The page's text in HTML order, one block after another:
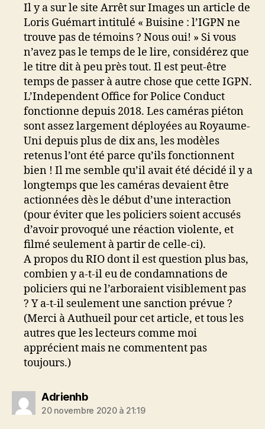
Il y a sur le site Arrêt sur Images un article de
Loris Guémart intitulé « Buisine : l’IGPN ne
trouve pas de témoins ? Nous oui! » Si vous
n’avez pas le temps de le lire, considérez que
le titre dit à peu près tout. Il est peut-être
temps de passer à autre chose que cette IGPN.
L’Independent Office for Police Conduct
fonctionne depuis 2018. Les caméras piéton
sont assez largement déployées au Royaume-
Uni depuis plus de dix ans, les modèles
retenus l’ont été parce qu’ils fonctionnent
bien ! Il me semble qu’il avait été décidé il y a
longtemps que les caméras devaient être
actionnées dès le début d’une interaction
(pour éviter que les policiers soient accusés
d’avoir provoqué une réaction violente, et
filmé seulement à partir de celle-ci).
A propos du RIO dont il est question plus bas,
combien y a-t-il eu de condamnations de
policiers qui ne l’arboraient visiblement pas
? Y a-t-il seulement une sanction prévue ?
(Merci à Authueil pour cet article, et tous les
autres que les lecteurs comme moi
apprécient mais ne commentent pas
toujours.)
Adrienhbdit :
20 novembre 2020 à 21:19